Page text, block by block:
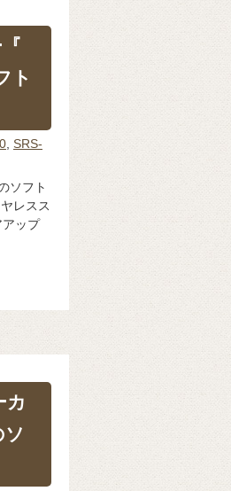
ト
, SRS-
ソフト
レスス
ップ
カ